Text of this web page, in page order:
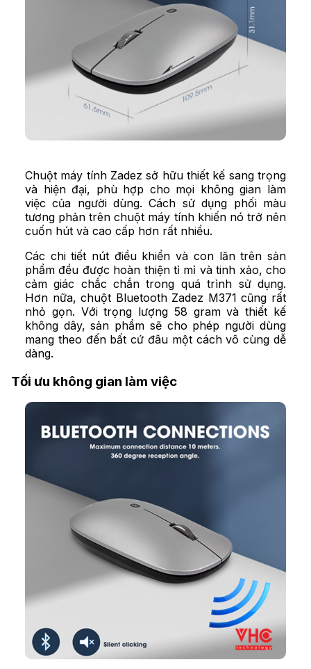
Chuột máy tính Zadez sở hữu thiết kế sang trọng
và hiện đại, phù hợp cho mọi không gian làm
việc của người dùng. Cách sử dụng phối màu
tương phản trên chuột máy tính khiến nó trở nên
cuốn hút và cao cấp hơn rất nhiều.
Các chi tiết nút điều khiển và con lăn trên sản
phẩm đều được hoàn thiện tỉ mỉ và tinh xảo, cho
cảm giác chắc chắn trong quá trình sử dụng.
Hơn nữa, chuột Bluetooth Zadez M371 cũng rất
nhỏ gọn. Với trọng lượng 58 gram và thiết kế
không dây, sản phẩm sẽ cho phép người dùng
mang theo đến bất cứ đâu một cách vô cùng dễ
dàng.
Tối ưu không gian làm việc